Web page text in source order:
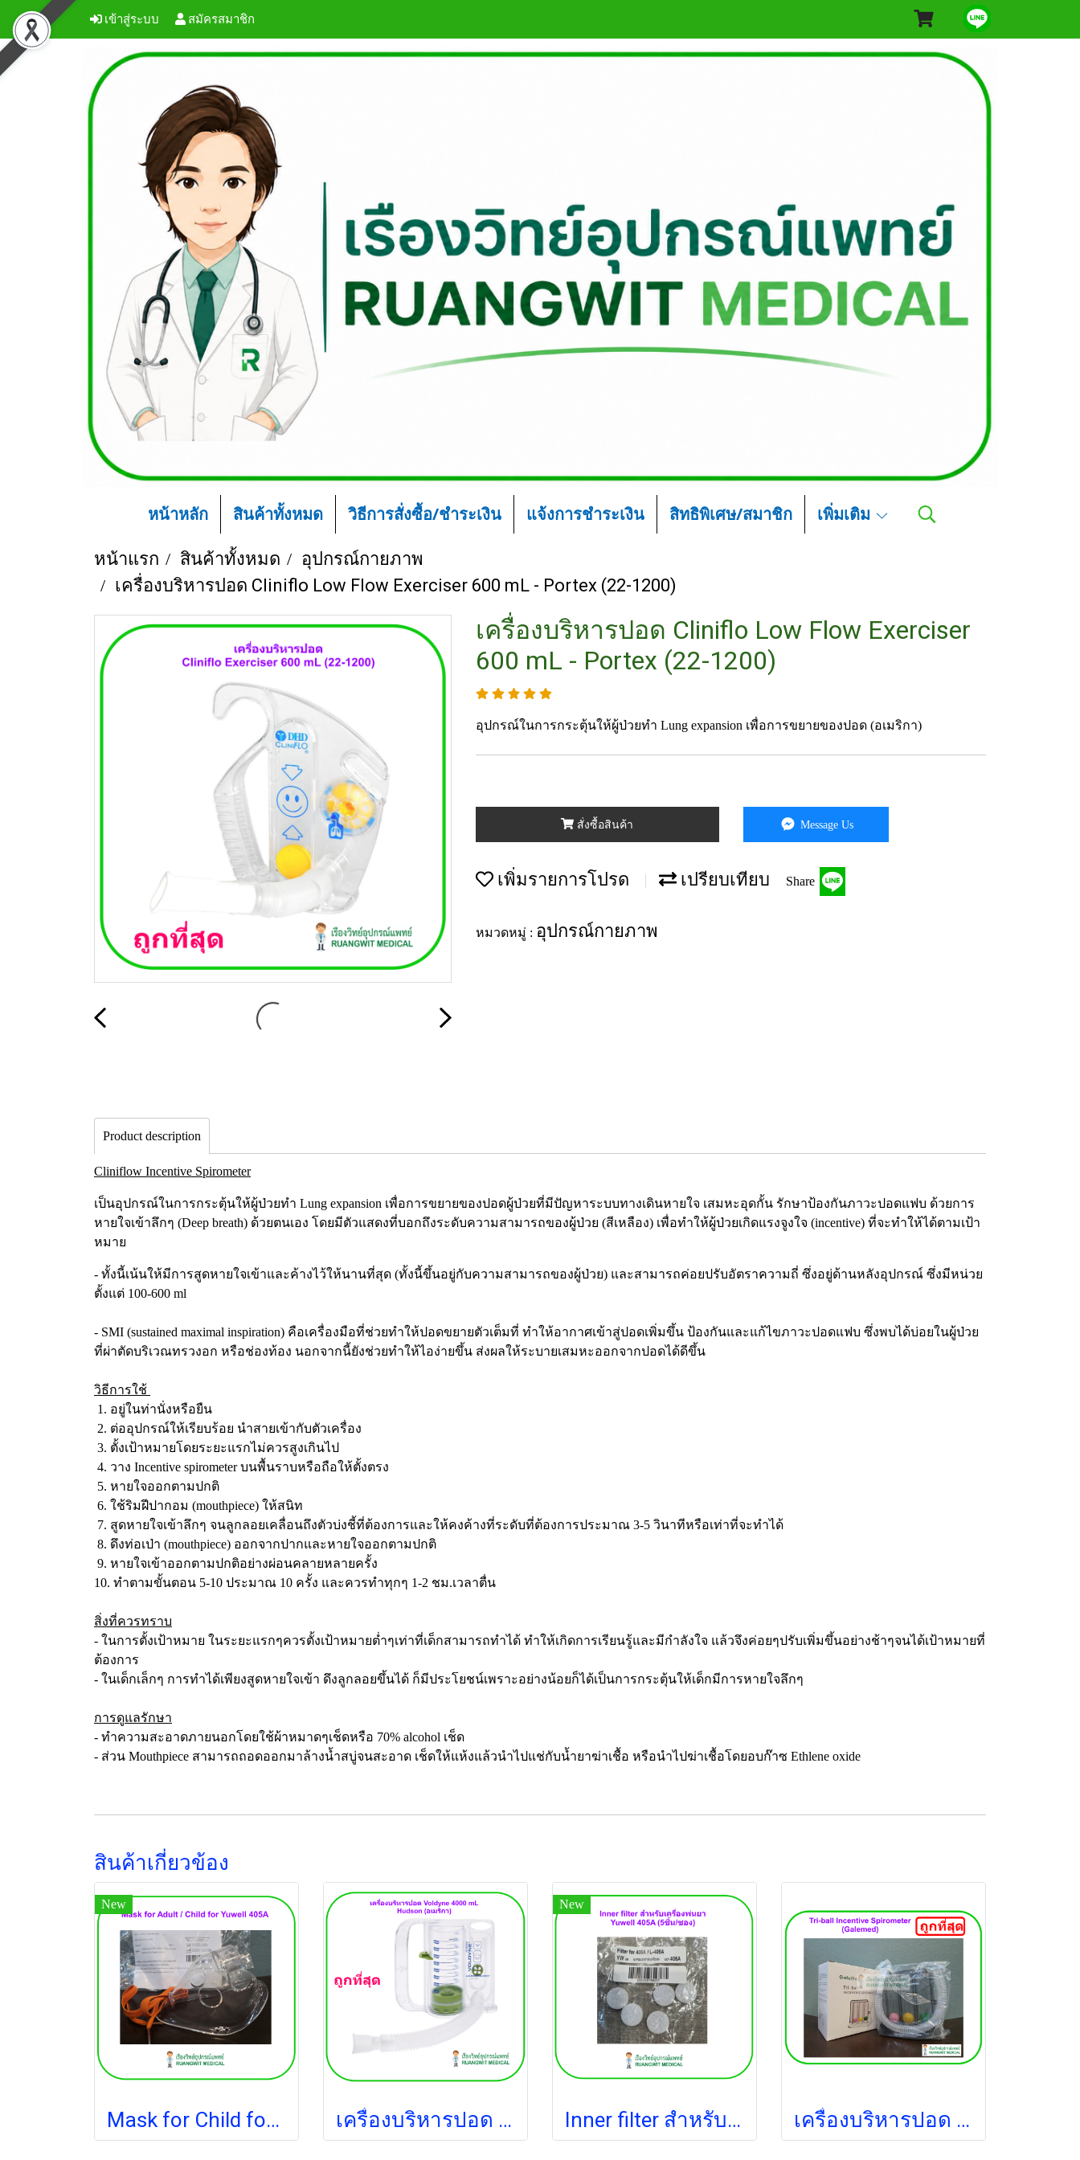
เข้าสู่ระบบ สมัครสมาชิก
หน้าหลัก สินค้าทั้งหมด วิธีการสั่งซื้อ/ชำระเงิน แจ้งการชำระเงิน สิทธิพิเศษ/สมาชิก เพิ่มเติม
หน้าแรก สินค้าทั้งหมด
อุปกรณ์กายภาพ
เครื่องบริหารปอด Cliniflo Low Flow Exerciser 600 mL - Portex (22-1200)
เครื่องบริหารปอด Cliniflo Low Flow Exerciser
600 mL - Portex (22-1200)
อุปกรณ์ในการกระตุ้นให้ผู้ป่วยทำ Lung expansion เพื่อการขยายของปอด (อเมริกา)
สั่งซื้อสินค้า Message Us
เพิ่มรายการโปรด เปรียบเทียบ Share
หมวดหมู่ : อุปกรณ์กายภาพ
Product description
Cliniflow Incentive Spirometer
เป็นอุปกรณ์ในการกระตุ้นให้ผู้ป่วยทำ Lung expansion เพื่อการขยายของปอดผู้ป่วยที่มีปัญหาระบบทางเดินหายใจ เสมหะอุดกั้น รักษาป้องกันภาวะปอดแฟบ ด้วยการ
หายใจเข้าลึกๆ (Deep breath) ด้วยตนเอง โดยมีตัวแสดงที่บอกถึงระดับความสามารถของผู้ป่วย (สีเหลือง) เพื่อทำให้ผู้ป่วยเกิดแรงจูงใจ (incentive) ที่จะทำให้ได้ตามเป้า
หมาย
- ทั้งนี้เน้นให้มีการสูดหายใจเข้าและค้างไว้ให้นานที่สุด (ทั้งนี้ขึ้นอยู่กับความสามารถของผู้ป่วย) และสามารถค่อยปรับอัตราความถี่ ซึ่งอยู่ด้านหลังอุปกรณ์ ซึ่งมีหน่วย
ตั้งแต่ 100-600 ml
- SMI (sustained maximal inspiration) คือเครื่องมือที่ช่วยทำให้ปอดขยายตัวเต็มที่ ทำให้อากาศเข้าสู่ปอดเพิ่มขึ้น ป้องกันและแก้ไขภาวะปอดแฟบ ซึ่งพบได้บ่อยในผู้ป่วย
ที่ผ่าตัดบริเวณทรวงอก หรือช่องท้อง นอกจากนี้ยังช่วยทำให้ไอง่ายขึ้น ส่งผลให้ระบายเสมหะออกจากปอดได้ดีขึ้น
วิธีการใช้
1. อยู่ในท่านั่งหรือยืน
2. ต่ออุปกรณ์ให้เรียบร้อย นำสายเข้ากับตัวเครื่อง
3. ตั้งเป้าหมายโดยระยะแรกไม่ควรสูงเกินไป
4. วาง Incentive spirometer บนพื้นราบหรือถือให้ตั้งตรง
5. หายใจออกตามปกติ
6. ใช้ริมฝีปากอม (mouthpiece) ให้สนิท
7. สูดหายใจเข้าลึกๆ จนลูกลอยเคลื่อนถึงตัวบ่งชี้ที่ต้องการและให้คงค้างที่ระดับที่ต้องการประมาณ 3-5 วินาทีหรือเท่าที่จะทำได้
8. ดึงท่อเป่า (mouthpiece) ออกจากปากและหายใจออกตามปกติ
9. หายใจเข้าออกตามปกติอย่างผ่อนคลายหลายครั้ง
10. ทำตามขั้นตอน 5-10 ประมาณ 10 ครั้ง และควรทำทุกๆ 1-2 ชม.เวลาตื่น
สิ่งที่ควรทราบ
- ในการตั้งเป้าหมาย ในระยะแรกๆควรตั้งเป้าหมายต่ำๆเท่าที่เด็กสามารถทำได้ ทำให้เกิดการเรียนรู้และมีกำลังใจ แล้วจึงค่อยๆปรับเพิ่มขึ้นอย่างช้าๆจนได้เป้าหมายที่
ต้องการ
- ในเด็กเล็กๆ การทำได้เพียงสูดหายใจเข้า ดึงลูกลอยขึ้นได้ ก็มีประโยชน์เพราะอย่างน้อยก็ได้เป็นการกระตุ้นให้เด็กมีการหายใจลึกๆ
การดูแลรักษา
- ทำความสะอาดภายนอกโดยใช้ผ้าหมาดๆเช็ดหรือ 70% alcohol เช็ด
- ส่วน Mouthpiece สามารถถอดออกมาล้างน้ำสบู่จนสะอาด เช็ดให้แห้งแล้วนำไปแช่กับน้ำยาฆ่าเชื้อ หรือนำไปฆ่าเชื้อโดยอบก๊าซ Ethlene oxide
สินค้าเกี่ยวข้อง
New
Mask for Child for Yuwell 405A (เด็ก) เครื่องบริหารปอด Voldyne 4000 mL - Hudson (อเมริกา)
New
Inner filter สำหรับเครื่องพ่นยา Yuwell 405A (5ชิ้น/ซอง) เครื่องบริหารปอด Tri-ball Incentive Spirometer (AL0014)